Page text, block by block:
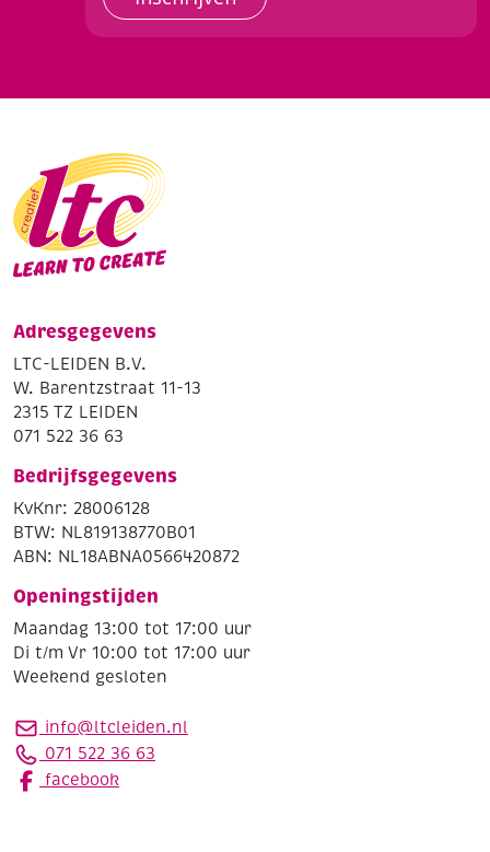
Adresgegevens
LTC-LEIDEN B.V.
W. Barentzstraat 11-13
2315 TZ LEIDEN
071 522 36 63
Bedrijfsgegevens
KvKnr: 28006128
BTW: NL819138770B01
ABN: NL18ABNA0566420872
Openingstijden
Maandag 13:00 tot 17:00 uur
Di t/m Vr 10:00 tot 17:00 uur
Weekend gesloten
info@ltcleiden.nl
071 522 36 63
facebook